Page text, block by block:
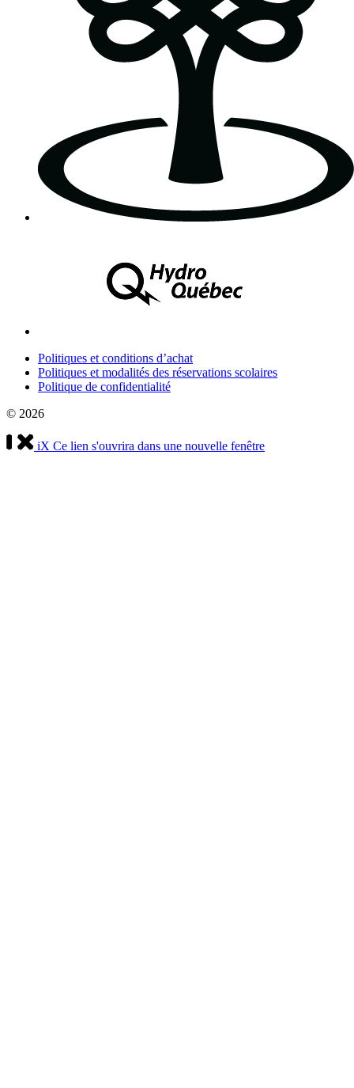
Politiques et conditions d’achat
Politiques et modalités des réservations scolaires
Politique de confidentialité
© 2026
iX Ce lien s'ouvrira dans une nouvelle fenêtre